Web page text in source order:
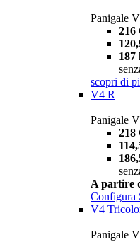
Panigale
216
187
scopri di
V4 R
Panigale
218
A partire
Configura
V4
Panigale